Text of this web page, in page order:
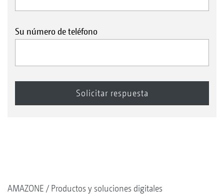
Su número de teléfono
AMAZONE
Productos y soluciones digitales